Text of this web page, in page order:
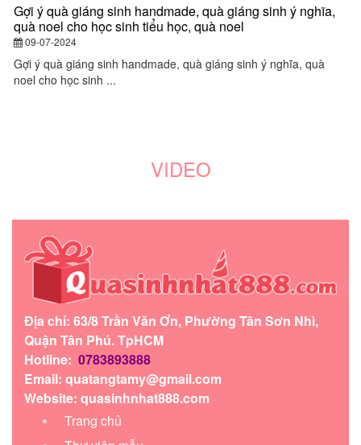
Gợi ý quà giáng sinh handmade, quà giáng sinh ý nghĩa,
quà noel cho học sinh tiểu học, quà noel
09-07-2024
Gợi ý quà giáng sinh handmade, quà giáng sinh ý nghĩa, quà
noel cho học sinh ...
VIDEO
Địa chỉ: 63/8 Trần Văn Ơn, Phường Tân Sơn Nhì,
Quận Tân Phú. TpHCM
Hotline: 0783893888
Email: quatangtamy@gmail.com
Website: quasinhnhat888.com
Trang chủ